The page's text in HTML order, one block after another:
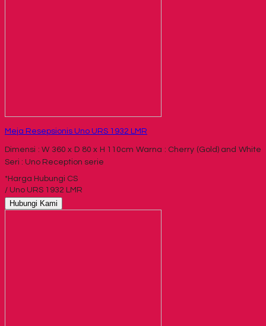
Meja Resepsionis Uno URS 1932 LMR
Dimensi : W 360 x D 80 x H 110cm Warna : Cherry (Gold) and White
Seri : Uno Reception serie
*Harga Hubungi CS
/ Uno URS 1932 LMR
Hubungi Kami